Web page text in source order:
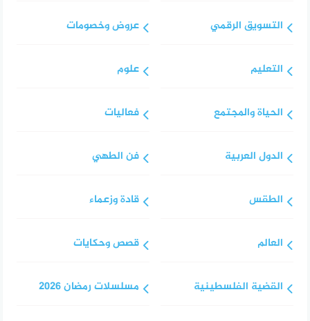
التسويق الرقمي
التعليم
الحياة والمجتمع
الدول العربية
الطقس
العالم
القضية الفلسطينية
عروض وخصومات
علوم
فعاليات
فن الطهي
قادة وزعماء
قصص وحكايات
مسلسلات رمضان 2026